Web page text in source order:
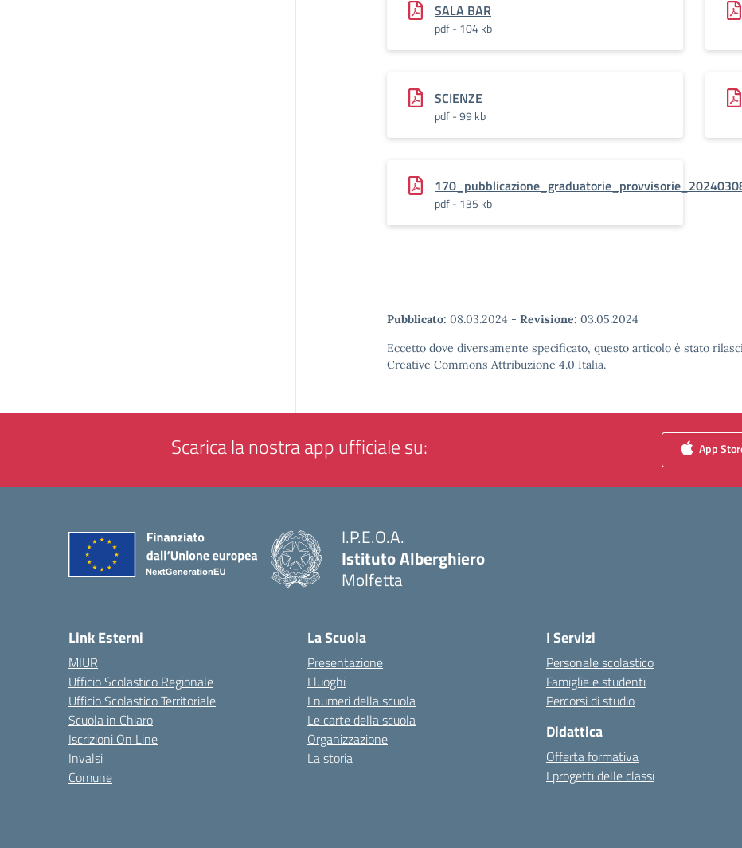
SALA BAR
pdf - 104 kb
SCIENZE
pdf - 99 kb
pdf - 135 kb
Pubblicato: 08.03.2024 - Revisione: 03.05.2024
Eccetto dove diversamente specificato, questo articolo è stato
Creative Commons Attribuzione 4.0 Italia.
Scarica la nostra app ufficiale su: App
I.P.E.O.A.
Istituto Alberghiero
Molfetta
Link Esterni
MIUR
Ufficio Scolastico Regionale
Ufficio Scolastico Territoriale
Scuola in Chiaro
Iscrizioni On Line
Invalsi
Comune
La Scuola
Presentazione
I luoghi
I numeri della scuola
Le carte della scuola
Organizzazione
La storia
I Servizi
Personale scolastico
Famiglie e studenti
Percorsi di studio
Didattica
Offerta formativa
I progetti delle classi